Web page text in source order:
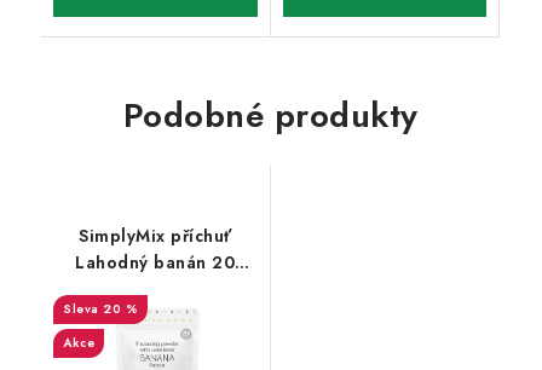
Podobné produkty
SimplyMix příchuť
Lahodný banán 20
20 %
Akce